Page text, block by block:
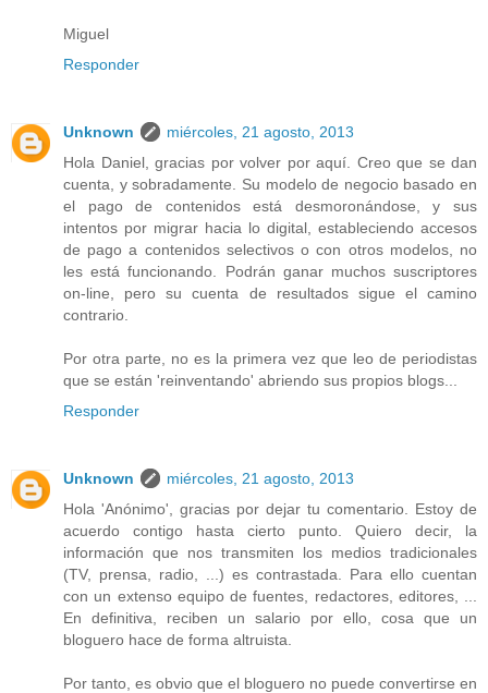
Miguel
Responder
Unknown
miércoles, 21 agosto, 2013
Hola Daniel, gracias por volver por aquí. Creo que se dan
cuenta, y sobradamente. Su modelo de negocio basado en
el pago de contenidos está desmoronándose, y sus
intentos por migrar hacia lo digital, estableciendo accesos
de pago a contenidos selectivos o con otros modelos, no
les está funcionando. Podrán ganar muchos suscriptores
on-line, pero su cuenta de resultados sigue el camino
contrario.
Por otra parte, no es la primera vez que leo de periodistas
que se están 'reinventando' abriendo sus propios blogs...
Responder
Unknown
miércoles, 21 agosto, 2013
Hola 'Anónimo', gracias por dejar tu comentario. Estoy de
acuerdo contigo hasta cierto punto. Quiero decir, la
información que nos transmiten los medios tradicionales
(TV, prensa, radio, ...) es contrastada. Para ello cuentan
con un extenso equipo de fuentes, redactores, editores, ...
En definitiva, reciben un salario por ello, cosa que un
bloguero hace de forma altruista.
Por tanto, es obvio que el bloguero no puede convertirse en